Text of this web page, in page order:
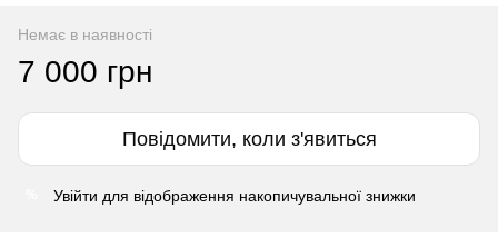
Немає в наявності
7 000 грн
Повідомити, коли з'явиться
Увійти для відображення накопичувальної знижки